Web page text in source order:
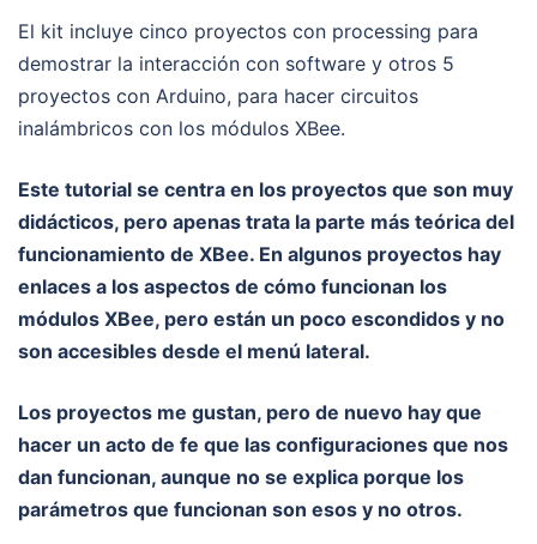
El kit incluye cinco proyectos con processing para
demostrar la interacción con software y otros 5
proyectos con Arduino, para hacer circuitos
inalámbricos con los módulos XBee.
Este tutorial se centra en los proyectos que son muy
didácticos, pero apenas trata la parte más teórica del
funcionamiento de XBee. En algunos proyectos hay
enlaces a los aspectos de cómo funcionan los
módulos XBee, pero están un poco escondidos y no
son accesibles desde el menú lateral.
Los proyectos me gustan, pero de nuevo hay que
hacer un acto de fe que las configuraciones que nos
dan funcionan, aunque no se explica porque los
parámetros que funcionan son esos y no otros.